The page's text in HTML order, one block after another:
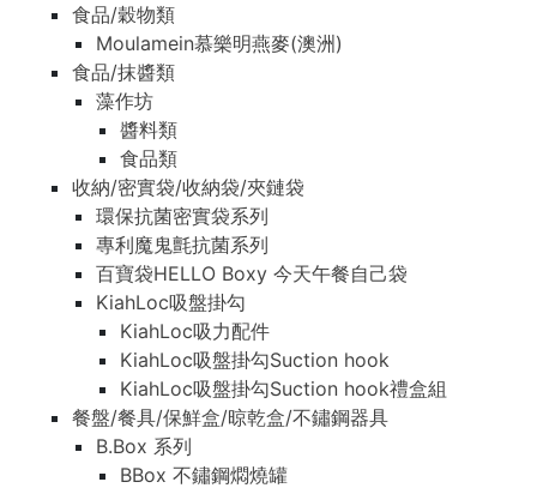
食品/穀物類
Moulamein慕樂明燕麥(澳洲)
食品/抹醬類
藻作坊
醬料類
食品類
收納/密實袋/收納袋/夾鏈袋
環保抗菌密實袋系列
專利魔鬼氈抗菌系列
百寶袋HELLO Boxy 今天午餐自己袋
KiahLoc吸盤掛勾
KiahLoc吸力配件
KiahLoc吸盤掛勾Suction hook
KiahLoc吸盤掛勾Suction hook禮盒組
餐盤/餐具/保鮮盒/晾乾盒/不鏽鋼器具
B.Box 系列
BBox 不鏽鋼燜燒罐